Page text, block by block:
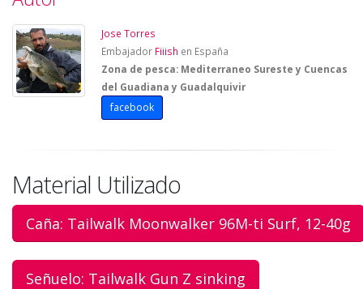
Jose Torres
Embajador Fiiish en España
Zona de pesca: Mediterraneo Sureste y Cuencas
del Guadiana y Guadalquivir
facebook
Material Utilizado
Caña: Tailwalk Moonwalker 96M-ti Surf, 12-40g
Señuelo: Tailwalk Gun Z sinking